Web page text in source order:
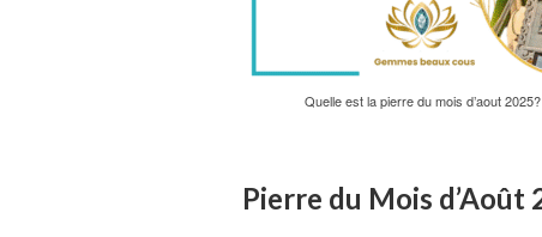
Quelle est la pierre du mois d’aout 2025?
Pierre du Mois d’Août